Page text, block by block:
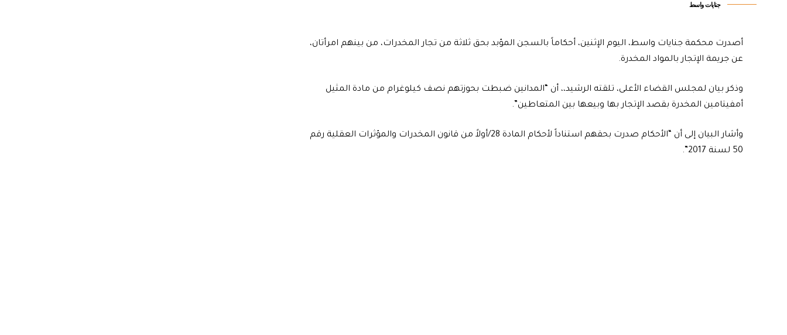
جنايات واسط
أصدرت محكمة جنايات واسط، اليوم الإثنين، أحكاماً بالسجن المؤبد بحق ثلاثة من تجار المخدرات، من بينهم امرأتان،
عن جريمة الإتجار بالمواد المخدرة.
وذكر بيان لمجلس القضاء الأعلى، تلقته الرشيد،، أن “المدانين ضبطت بحوزتهم نصف كيلوغرام من مادة المثيل
أمفيتامين المخدرة بقصد الإتجار بها وبيعها بين المتعاطين”.
وأشار البيان إلى أن “الأحكام صدرت بحقهم استناداً لأحكام المادة 28/أولاً من قانون المخدرات والمؤثرات العقلية رقم
50 لسنة 2017”.